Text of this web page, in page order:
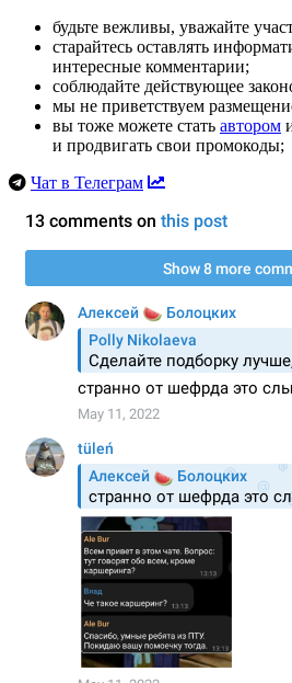
будьте вежливы, уважайте
старайтесь оставлять
интересные комментарии;
соблюдайте действующее
мы не приветствуем
вы тоже можете стать автором
и продвигать свои промокоды;
Чат в Телеграм